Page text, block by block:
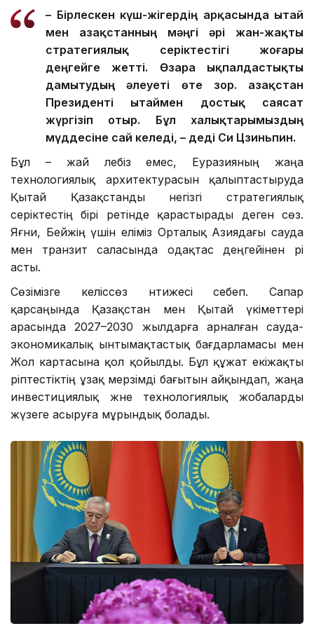
– Бірлескен күш-жігердің арқасында Қытай
мен Қазақстанның мәңгі әрі жан-жақты
стратегиялық серіктестігі жоғары
деңгейге жетті. Өзара ықпалдастықты
дамытудың әлеуеті өте зор. Қазақстан
Президенті Қытаймен достық саясат
жүргізіп отыр. Бұл халықтарымыздың
мүддесіне сай келеді, – деді Си Цзиньпин.
Бұл – жай лебіз емес, Еуразияның жаңа
технологиялық архитектурасын қалыптастыруда
Қытай Қазақстанды негізгі стратегиялық
серіктестің бірі ретінде қарастырады деген сөз.
Яғни, Бейжің үшін еліміз Орталық Азиядағы сауда
мен транзит саласында одақтас деңгейінен әрі
асты.
Сөзімізге келіссөз нәтижесі себеп. Сапар
қарсаңында Қазақстан мен Қытай үкіметтері
арасында 2027–2030 жылдарға арналған сауда-
экономикалық ынтымақтастық бағдарламасы мен
Жол картасына қол қойылды. Бұл құжат екіжақты
әріптестіктің ұзақ мерзімді бағытын айқындап, жаңа
инвестициялық және технологиялық жобаларды
жүзеге асыруға мұрындық болады.